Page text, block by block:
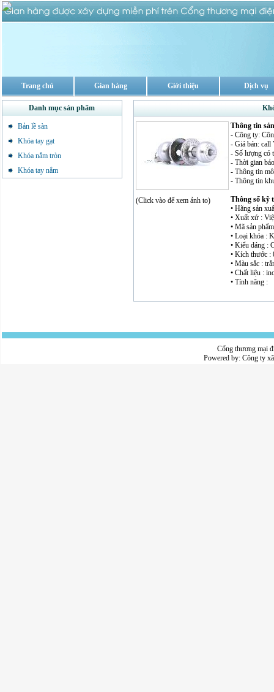
Trang chủ Gian hàng Giới thiệu Dịch vụ
Danh mục sản phẩm
Bản lề sàn
Khóa tay gạt
Khóa nắm tròn
Khóa tay nắm
(Click vào để xem ảnh to)
Thông tin
- Công ty:
- Giá bán:
- Số lượng có
- Thời gian
- Thông tin
- Thông tin
Thông số kỹ
• Hãng sản
• Xuất xứ :
• Mã sản
• Loại khóa :
• Kiểu dáng :
• Kích thước :
• Màu sắc :
• Chất liệu :
• Tính năng :
Cổng thương mại
Powered by: Công ty